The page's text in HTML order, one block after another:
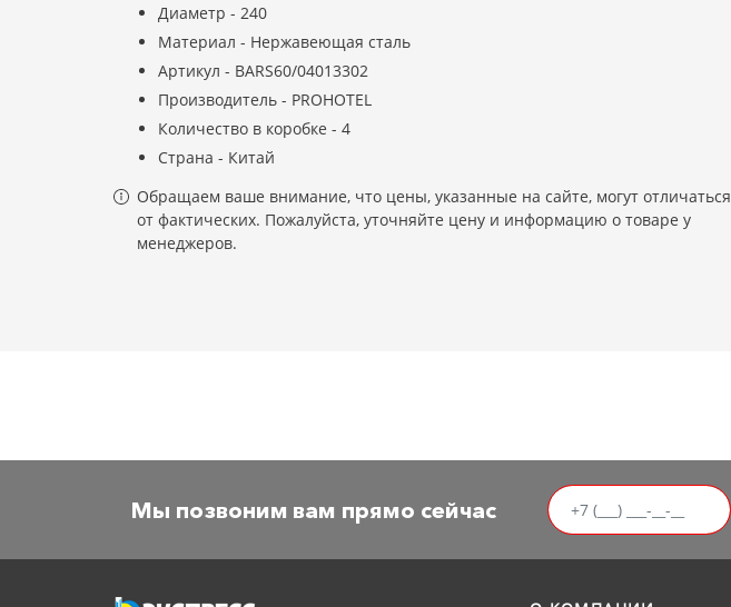
Диаметр - 240
Материал - Нержавеющая сталь
Артикул - BARS60/04013302
Производитель - PROHOTEL
Количество в коробке - 4
Страна - Китай
Обращаем ваше внимание, что цены, указанные на сайте, могут отличаться
от фактических. Пожалуйста, уточняйте цену и информацию о товаре у
менеджеров.
Мы позвоним вам прямо сейчас